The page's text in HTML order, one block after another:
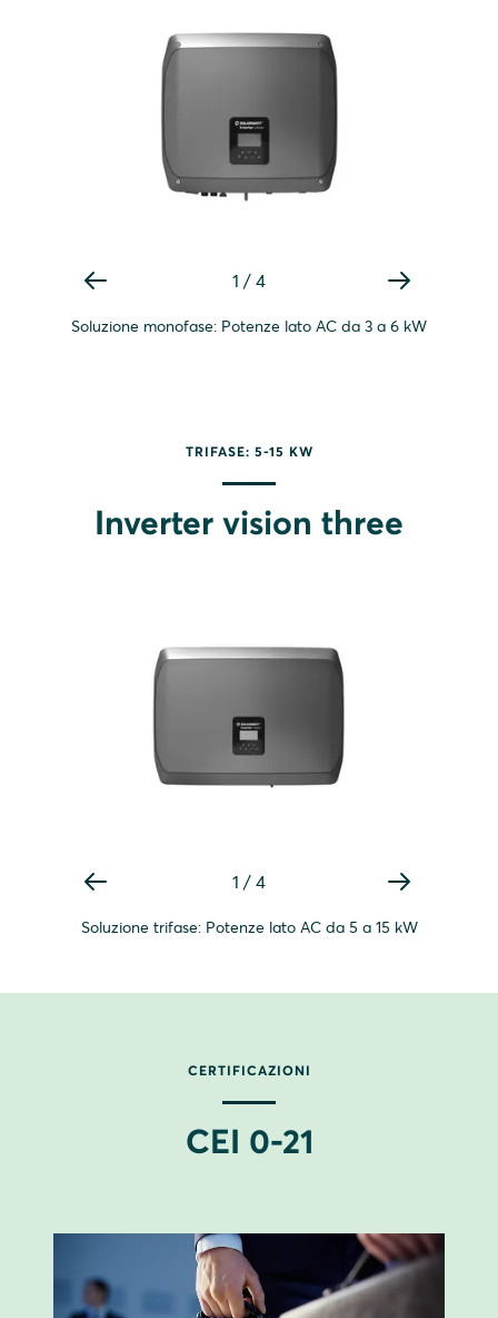
Soluzione monofase: Potenze lato AC da 3 a 6 kW
1 / 4
TRIFASE: 5-15 KW
Inverter vision three
Soluzione trifase: Potenze lato AC da 5 a 15 kW
1 / 4
CERTIFICAZIONI
CEI 0-21